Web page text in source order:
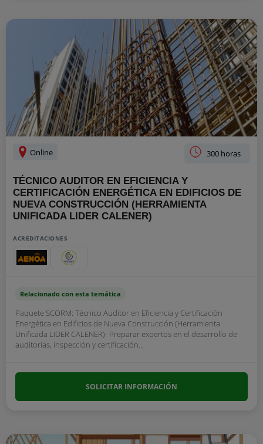
Online 300 horas
TÉCNICO AUDITOR EN EFICIENCIA Y
CERTIFICACIÓN ENERGÉTICA EN EDIFICIOS DE
NUEVA CONSTRUCCIÓN (HERRAMIENTA
UNIFICADA LIDER CALENER)
ACREDITACIONES
Relacionado con esta temática
Paquete SCORM: Técnico Auditor en Eficiencia y Certificación
Energética en Edificios de Nueva Construcción (Herramienta
Unificada LIDER CALENER)- Preparar expertos en el desarrollo de
auditorías, inspección y certificación...
SOLICITAR INFORMACIÓN